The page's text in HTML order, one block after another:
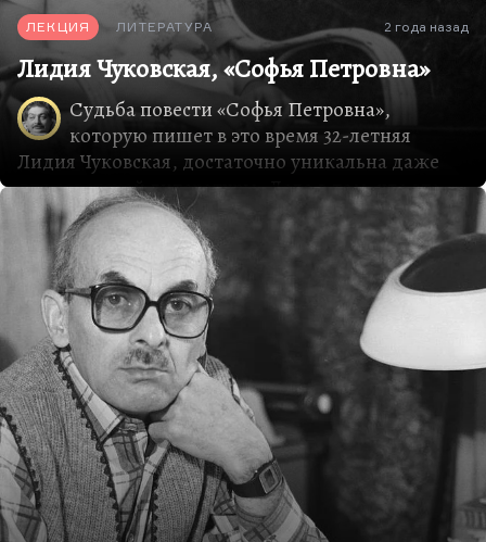
ЛЕКЦИЯ ЛИТЕРАТУРА 2 года назад
Лидия Чуковская, «Софья Петровна»
Судьба повести «Софья Петровна»,
которую пишет в это время 32-летняя
Лидия Чуковская, достаточно уникальна даже
для советской литературы. Дело в том, что эта
повесть, появившаяся за границей впервые в
шестидесятые годы, ходившая по рукам в виде
списков в пятидесятые, в тридцатые не могла
существовать ни в каком варианте. Тогда не
было не то что самиздата, тогда невозможно
было хранить текст даже в единственном
экземпляре. Ахматова, написав стихи, заучивала
их наизусть и сжигала. И очень много текстов
пропали таким образом. Собственно, тетрадка с
«Софьей Петровной» пролежала в архиве Лидии
Чуковской неразмноженной и
неперепечатанной, и никому не известной, и не
читавшейся даже вслух, до…